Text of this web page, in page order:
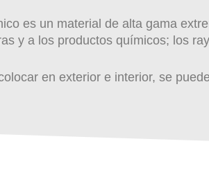
es un material de alta gama
y a los productos químicos; los
en exterior e interior, se